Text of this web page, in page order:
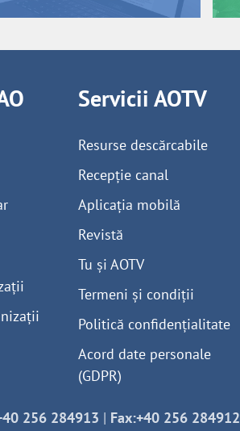
Servicii AOTV
Resurse descărcabile
Recepție canal
Aplicația mobilă
Revistă
Tu și AOTV
Termeni și condiții
Politică confidențialitate
Acord date personale
(GDPR)
256 284913 | Fax:+40 256 284912